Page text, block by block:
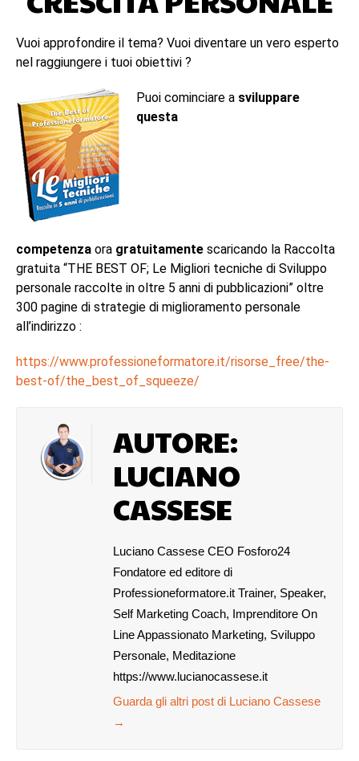
Vuoi approfondire il tema? Vuoi diventare un vero esperto
nel raggiungere i tuoi obiettivi ?
Puoi cominciare a sviluppare
questa
competenza ora gratuitamente scaricando la Raccolta
gratuita “THE BEST OF; Le Migliori tecniche di Sviluppo
personale raccolte in oltre 5 anni di pubblicazioni” oltre
300 pagine di strategie di miglioramento personale
all’indirizzo :
https://www.professioneformatore.it/risorse_free/the-
best-of/the_best_of_squeeze/
AUTORE:
LUCIANO
CASSESE
Luciano Cassese CEO Fosforo24
Fondatore ed editore di
Professioneformatore.it Trainer, Speaker,
Self Marketing Coach, Imprenditore On
Line Appassionato Marketing, Sviluppo
Personale, Meditazione
https://www.lucianocassese.it
Guarda gli altri post di Luciano Cassese
→